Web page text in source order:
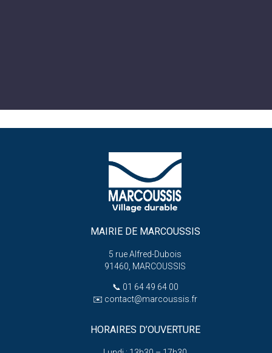
MAIRIE DE MARCOUSSIS
5 rue Alfred-Dubois
91460, MARCOUSSIS
📞 01 64 49 64 00
✉️ contact@marcoussis.fr
HORAIRES D’OUVERTURE